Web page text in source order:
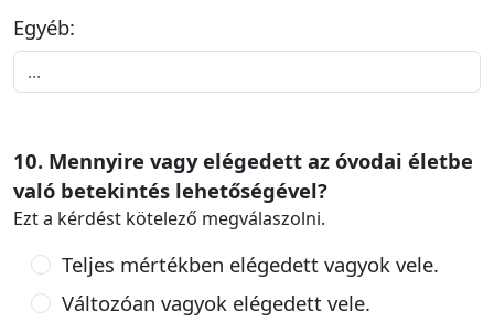
Egyéb:
10. Mennyire vagy elégedett az óvodai életbe
való betekintés lehetőségével?
Ezt a kérdést kötelező megválaszolni.
Teljes mértékben elégedett vagyok vele.
Változóan vagyok elégedett vele.